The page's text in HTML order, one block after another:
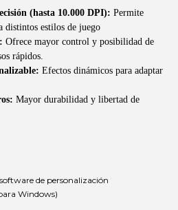
(hasta 10.000 DPI): Permite
distintos estilos de juego
Ofrece mayor control y posibilidad de
rápidos.
Efectos dinámicos para adaptar
Mayor durabilidad y libertad de
de personalización
Windows)